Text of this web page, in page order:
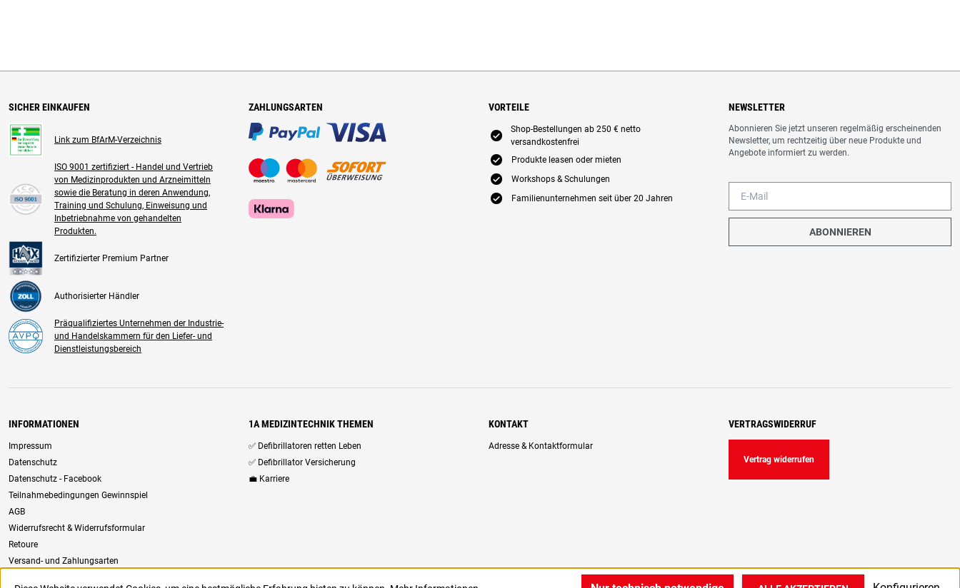
SICHER EINKAUFEN
Link zum BfArM-Verzeichnis
ISO 9001 zertifiziert - Handel und Vertrieb
von Medizinprodukten und Arzneimitteln
sowie die Beratung in deren Anwendung,
Training und Schulung, Einweisung und
Inbetriebnahme von gehandelten
Produkten.
Zertifizierter Premium Partner
Authorisierter Händler
Präqualifiziertes Unternehmen der Industrie-
und Handelskammern für den Liefer- und
Dienstleistungsbereich
ZAHLUNGSARTEN VORTEILE
E
Shop-Bestellungen ab 250 € netto
versandkostenfrei
E Produkte leasen oder mieten
E Workshops & Schulungen
E Familienunternehmen seit über 20 Jahren
NEWSLETTER
Abonnieren Sie jetzt unseren regelmäßig erscheinenden
Newsletter, um rechtzeitig über neue Produkte und
Angebote informiert zu werden.
ABONNIEREN
INFORMATIONEN
Impressum
Datenschutz
Datenschutz - Facebook
Teilnahmebedingungen Gewinnspiel
AGB
Widerrufsrecht & Widerrufsformular
Retoure
Versand- und Zahlungsarten
1A MEDIZINTECHNIK THEMEN
✅ Defibrillatoren retten Leben
✅ Defibrillator Versicherung
💼 Karriere
KONTAKT
Adresse & Kontaktformular
VERTRAGSWIDERRUF
Vertrag widerrufen